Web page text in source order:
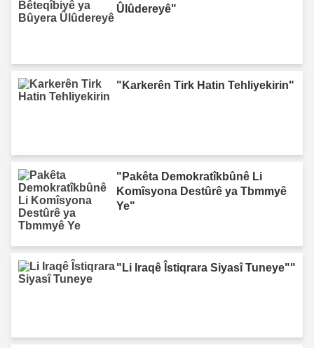
Ûlûdereyê"
"Karkerên Tirk Hatin Tehliyekirin"
"Pakêta Demokratîkbûnê Li
Komîsyona Destûrê ya Tbmmyê
Ye"
"Li Iraqê Îstiqrara Siyasî Tuneye""